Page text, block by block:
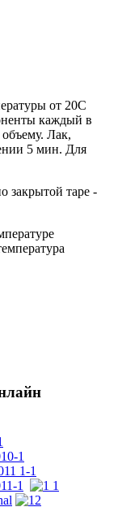
от 20С
каждый в
Лак,
5 мин. Для
закрытой таре -